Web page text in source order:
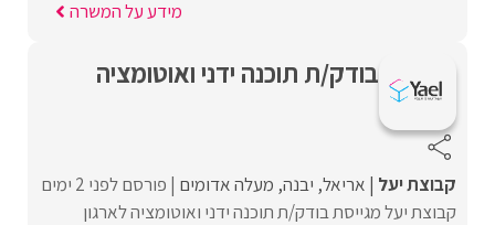
מידע על המשרה
בודק/ת תוכנה ידני ואוטומציה
קבוצת יעל אריאל יבנה מעלה אדומים פורסם לפני 2 ימים
קבוצת יעל מגייסת בודק/ת תוכנה ידני ואוטומציה לארגון